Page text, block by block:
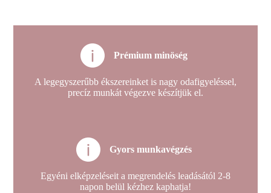
Prémium minöség
A legegyszerűbb ékszereinket is nagy odafigyeléssel,
precíz munkát végezve készítjük el.
Gyors munkavégzés
Egyéni elképzeléseit a megrendelés leadásától 2-8
napon belül kézhez kaphatja!